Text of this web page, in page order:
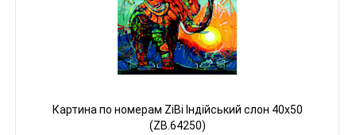
Картина по номерам ZiBi Індійський слон 40x50
(ZB.64250)